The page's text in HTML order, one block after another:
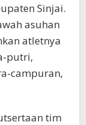
Sinjai.
asuhan
atletnya
putri,
campuran,
tim